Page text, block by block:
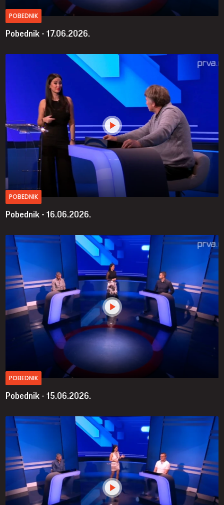
POBEDNIK
Pobednik - 17.06.2026.
POBEDNIK
Pobednik - 16.06.2026.
POBEDNIK
Pobednik - 15.06.2026.